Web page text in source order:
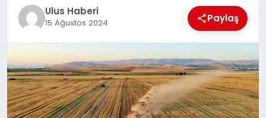
Ulus Haberi
15 Ağustos 2024 Paylaş